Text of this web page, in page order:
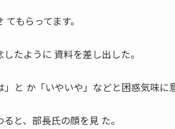
もらってます。
たように 資料を差し出した。
と か「いやいや」などと困惑気味に
と、部長氏の顔を見 た。